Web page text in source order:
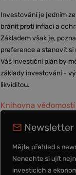
Investování je jedním
bránit proti inflaci a
Základem však je,
preference a stanovit
Váš investiční plán by
základy investování -
likviditou.
Knihovna vědomostí
Newsletter
Mějte přehled s
Nenechte si ujít
investicích a